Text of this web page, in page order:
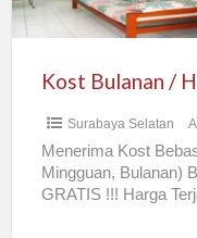
Bebas
AC
Surabaya
Surabaya Selatan
Menerima Kost
Mingguan, Bulanan)
GRATIS !!! Harga